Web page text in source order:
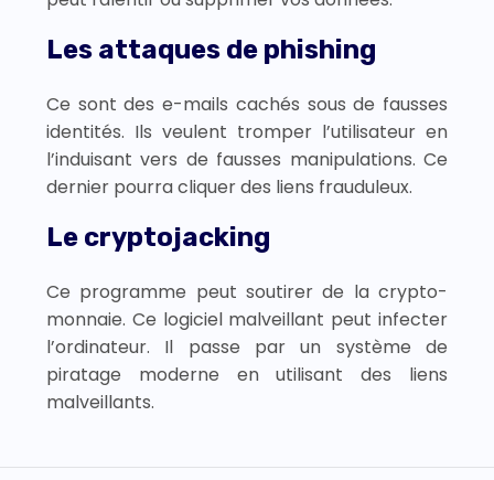
Les attaques de phishing
Ce sont des e-mails cachés sous de fausses
identités. Ils veulent tromper l’utilisateur en
l’induisant vers de fausses manipulations. Ce
dernier pourra cliquer des liens frauduleux.
Le cryptojacking
Ce programme peut soutirer de la crypto-
monnaie. Ce logiciel malveillant peut infecter
l’ordinateur. Il passe par un système de
piratage moderne en utilisant des liens
malveillants.